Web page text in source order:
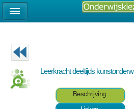
Leerkracht deeltijds
Beschrijving